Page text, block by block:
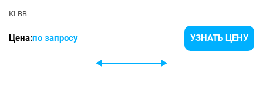
KLBB
Цена:по запросу УЗНАТЬ ЦЕНУ